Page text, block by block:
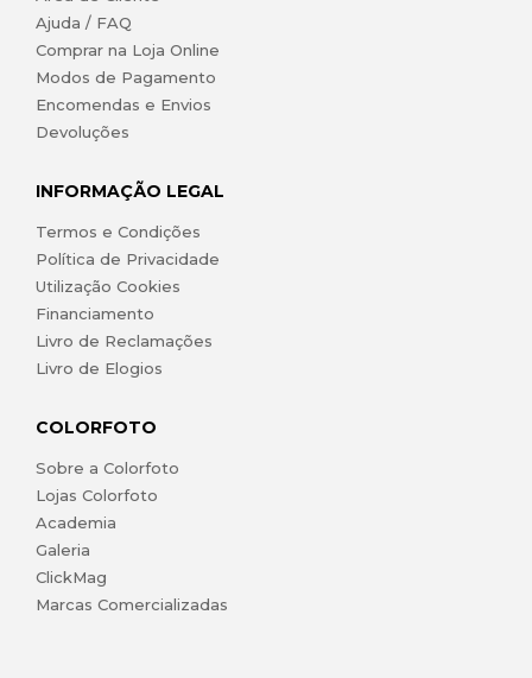
Ajuda / FAQ
Comprar na Loja Online
Modos de Pagamento
Encomendas e Envios
Devoluções
INFORMAÇÃO LEGAL
Termos e Condições
Política de Privacidade
Utilização Cookies
Financiamento
Livro de Reclamações
Livro de Elogios
COLORFOTO
Sobre a Colorfoto
Lojas Colorfoto
Academia
Galeria
ClickMag
Marcas Comercializadas